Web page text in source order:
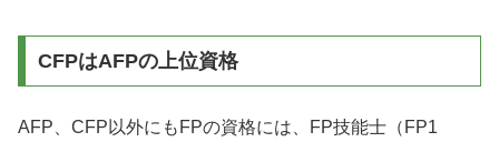
CFPはAFPの上位資格
AFP、CFP以外にもFPの資格には、FP技能士（FP1